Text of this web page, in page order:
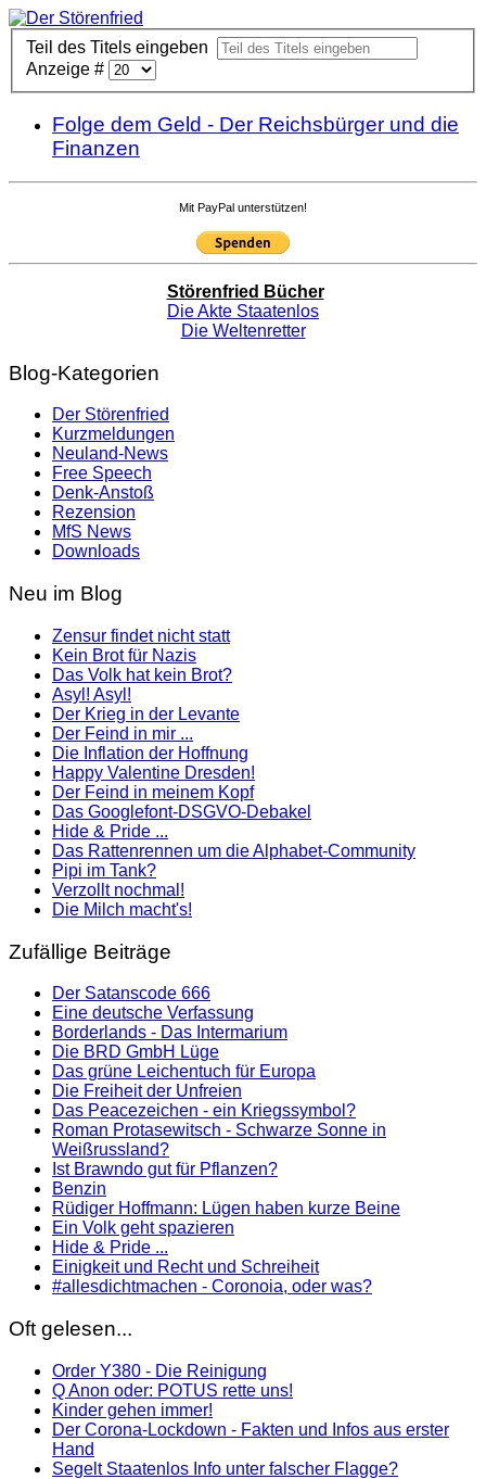
Teil des Titels eingeben
Anzeige #
Folge dem Geld - Der Reichsbürger und die
Finanzen
Mit PayPal unterstützen!
Störenfried Bücher
Die Akte Staatenlos
Die Weltenretter
Blog-Kategorien
Der Störenfried
Kurzmeldungen
Neuland-News
Free Speech
Denk-Anstoß
Rezension
MfS News
Downloads
Neu im Blog
Zensur findet nicht statt
Kein Brot für Nazis
Das Volk hat kein Brot?
Asyl! Asyl!
Der Krieg in der Levante
Der Feind in mir ...
Die Inflation der Hoffnung
Happy Valentine Dresden!
Der Feind in meinem Kopf
Das Googlefont-DSGVO-Debakel
Hide & Pride ...
Das Rattenrennen um die Alphabet-Community
Pipi im Tank?
Verzollt nochmal!
Die Milch macht's!
Zufällige Beiträge
Der Satanscode 666
Eine deutsche Verfassung
Borderlands - Das Intermarium
Die BRD GmbH Lüge
Das grüne Leichentuch für Europa
Die Freiheit der Unfreien
Das Peacezeichen - ein Kriegssymbol?
Roman Protasewitsch - Schwarze Sonne in
Weißrussland?
Ist Brawndo gut für Pflanzen?
Benzin
Rüdiger Hoffmann: Lügen haben kurze Beine
Ein Volk geht spazieren
Hide & Pride ...
Einigkeit und Recht und Schreiheit
#allesdichtmachen - Coronoia, oder was?
Oft gelesen...
Order Y380 - Die Reinigung
Q Anon oder: POTUS rette uns!
Kinder gehen immer!
Der Corona-Lockdown - Fakten und Infos aus erster
Hand
Segelt Staatenlos Info unter falscher Flagge?